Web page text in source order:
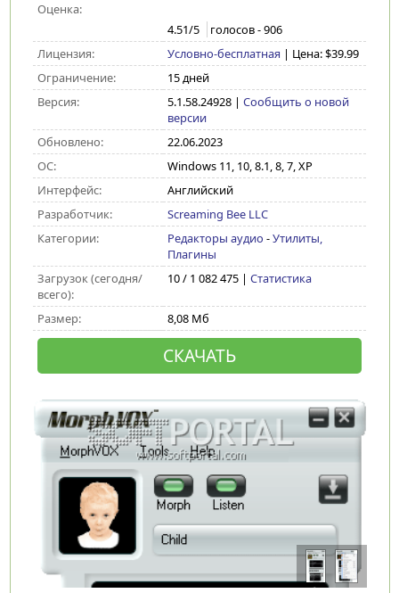
Оценка:
4.51/5 голосов -906
Лицензия:
Условно-бесплатная | Цена: $39.99
Ограничение:
15 дней
Версия:
5.1.58.24928| Сообщить о новой
версии
Обновлено:
22.06.2023
ОС:
Windows 11, 10, 8.1, 8, 7, XP
Интерфейс:
Английский
Разработчик:
Screaming Bee LLC
Категории:
Редакторы аудио -Утилиты,
Плагины
Загрузок (сегодня/
всего):
10 / 1 082 475 | Статистика
Размер: 8,08 Мб
СКАЧАТЬ